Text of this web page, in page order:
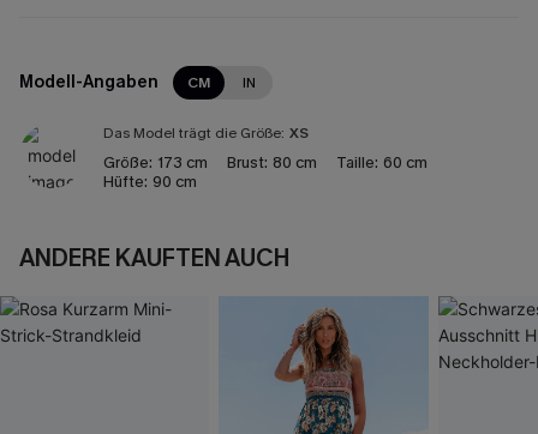
Modell-Angaben CM IN
Das Model trägt die Größe: XS
Größe: 173 cm Brust: 80 cm Taille: 60 cm
Hüfte: 90 cm
ANDERE KAUFTEN AUCH